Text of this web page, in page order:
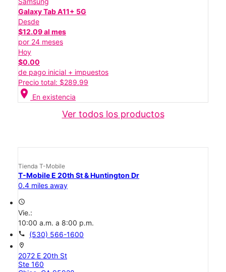
Galaxy Tab A11+ 5G
Desde
$12.09 al mes
por 24 meses
Hoy
$0.00
de pago inicial + impuestos
Precio total: $289.99
location_on En existencia
Ver todos los productos
Tienda T-Mobile
T-Mobile E 20th St & Huntington Dr
0.4 miles away
access_time
Vie.:
10:00 a.m. a 8:00 p.m.
call (530) 566-1600
location_on
2072 E 20th St
Ste 160